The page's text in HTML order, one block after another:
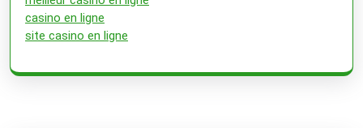
casino en ligne
site casino en ligne